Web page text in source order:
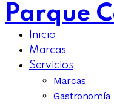
Parque
Inicio
Marcas
Servicios
Marcas
Gastronomía